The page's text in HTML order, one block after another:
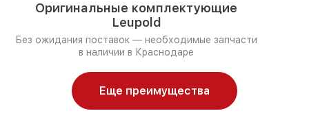
Оригинальные комплектующие
Leupold
Без ожидания поставок — необходимые запчасти
в наличии в Краснодаре
Еще преимущества